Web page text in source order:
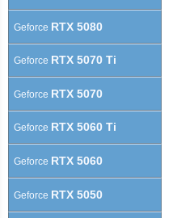
Geforce RTX 5080
Geforce RTX 5070 Ti
Geforce RTX 5070
Geforce RTX 5060 Ti
Geforce RTX 5060
Geforce RTX 5050